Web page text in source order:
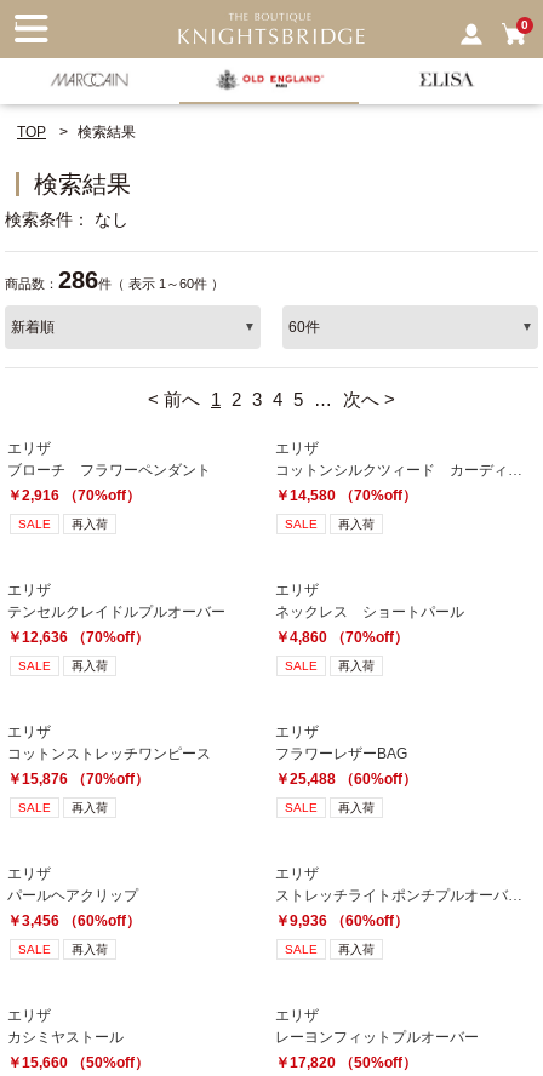
0
TOP 検索結果
検索結果
検索条件 なし
商品数：286件（ 表示 1～60件 ）
< 前へ 1 2 3 4 5 … 次へ >
エリザ
ブローチ フラワーペンダント
￥2,916 （70%off）
SALE 再入荷
エリザ
￥14,580 （70%off）
SALE 再入荷
エリザ
テンセルクレイドルプルオーバー
￥12,636 （70%off）
SALE 再入荷
エリザ
ネックレス ショートパール
￥4,860 （70%off）
SALE 再入荷
エリザ
コットンストレッチワンピース
￥15,876 （70%off）
SALE 再入荷
エリザ
フラワーレザーBAG
￥25,488 （60%off）
SALE 再入荷
エリザ
パールヘアクリップ
￥3,456 （60%off）
SALE 再入荷
エリザ
ストレッチライトポンチプルオーバー(1)
￥9,936 （60%off）
SALE 再入荷
エリザ
カシミヤストール
￥15,660 （50%off）
エリザ
レーヨンフィットプルオーバー
￥17,820 （50%off）